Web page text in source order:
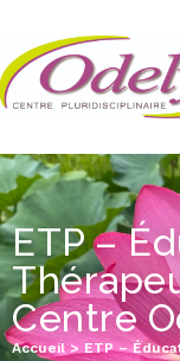
ETP –
Centre
Accueil > ETP –